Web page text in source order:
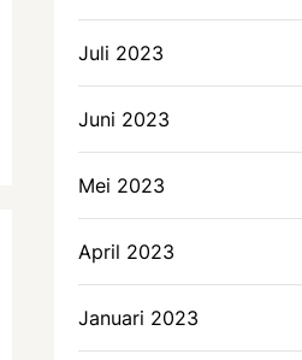
Juli 2023
Juni 2023
Mei 2023
April 2023
Januari 2023